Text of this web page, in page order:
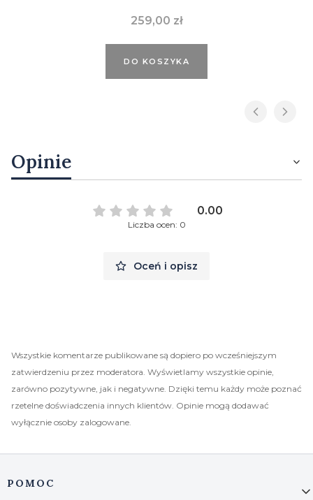
Cena
259,00 zł
DO KOSZYKA
Opinie
0.00
Liczba ocen: 0
Oceń i opisz
Wszystkie komentarze publikowane są dopiero po wcześniejszym
zatwierdzeniu przez moderatora. Wyświetlamy wszystkie opinie,
zarówno pozytywne, jak i negatywne. Dzięki temu każdy może poznać
rzetelne doświadczenia innych klientów. Opinie mogą dodawać
wyłącznie osoby zalogowane.
Linki w stopce
POMOC